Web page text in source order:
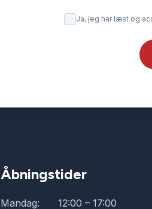
Ja, jeg har læst og
Åbningstider
Mandag: 12:00 – 17:00